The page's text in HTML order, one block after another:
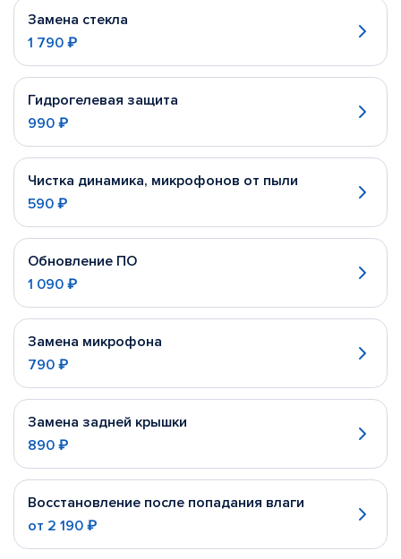
Замена стекла
1 790 ₽
Гидрогелевая защита
990 ₽
Чистка динамика, микрофонов от пыли
590 ₽
Обновление ПО
1 090 ₽
Замена микрофона
790 ₽
Замена задней крышки
890 ₽
Восстановление после попадания влаги
от 2 190 ₽